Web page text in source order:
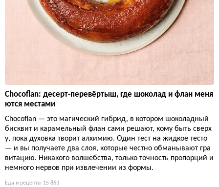
Chocoflan: десерт-перевёртыш, где шоколад и флан меня
ются местами
Chocoflan — это магический гибрид, в котором шоколадный
бисквит и карамельный флан сами решают, кому быть сверх
у, пока духовка творит алхимию. Один тест на жидкое тесто
— и вы получаете два слоя, которые честно обманывают гра
витацию. Никакого волшебства, только точность пропорций и
немного нервов при извлечении из формы.
Еда и рецепты 15 863